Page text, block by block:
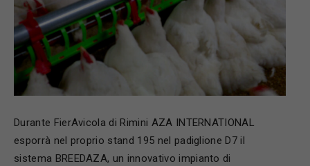
Durante FierAvicola di Rimini AZA INTERNATIONAL
esporrà nel proprio stand 195 nel padiglione D7 il
sistema BREEDAZA, un innovativo impianto di